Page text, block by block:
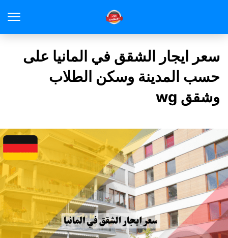
سعر ايجار الشقق في المانيا على
حسب المدينة وسكن الطلاب
وشقق wg